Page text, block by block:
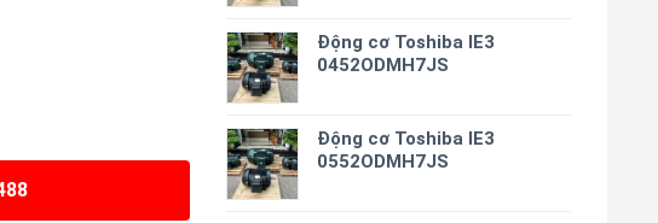
Động cơ Toshiba IE3
0452ODMH7JS
Động cơ Toshiba IE3
0552ODMH7JS